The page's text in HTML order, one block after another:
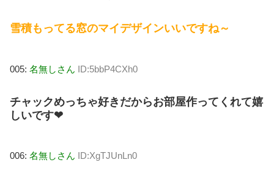
雪積もってる窓のマイデザインいいですね～
005: 名無しさん ID:5bbP4CXh0
チャックめっちゃ好きだからお部屋作ってくれて嬉
しいです❤
006: 名無しさん ID:XgTJUnLn0